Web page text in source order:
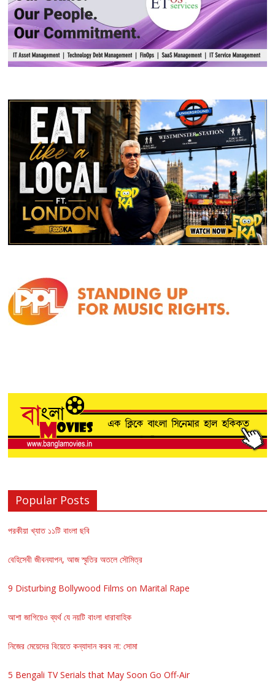
Popular Posts
পরকীয়া খ্যাত ১১টি বাংলা ছবি
বেহিসেবী জীবনযাপন, আজ স্মৃতির অতলে সৌমিত্র
9 Disturbing Bollywood Films on Marital Rape
আশা জাগিয়েও ব্যর্থ যে নয়টি বাংলা ধারাবাহিক
নিজের মেয়েদের বিয়েতে কন্যাদান করব না: সোমা
5 Bengali TV Serials that May Soon Go Off-Air